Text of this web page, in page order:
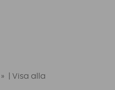
Visa alla